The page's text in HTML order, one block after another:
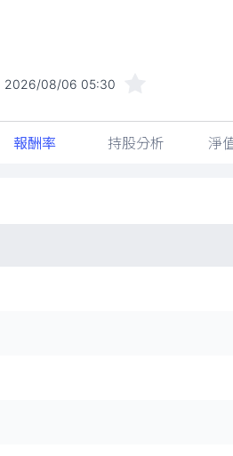
2026/08/06 05:30
報酬率 持股分析 淨